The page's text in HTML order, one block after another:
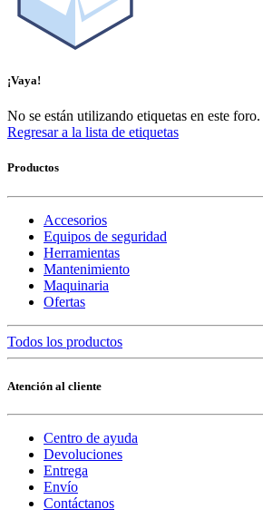
¡Vaya!
No se están utilizando etiquetas en este foro.
Regresar a la lista de etiquetas
Productos
Accesorios
Equipos de seguridad
Herramientas
Mantenimiento
Maquinaria
Ofertas
Todos los productos
Atención al cliente
Centro de ayuda
Devoluciones
Entrega
Envío
Contáctanos